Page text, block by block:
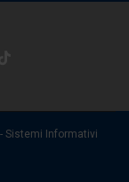
Sistemi Informativi